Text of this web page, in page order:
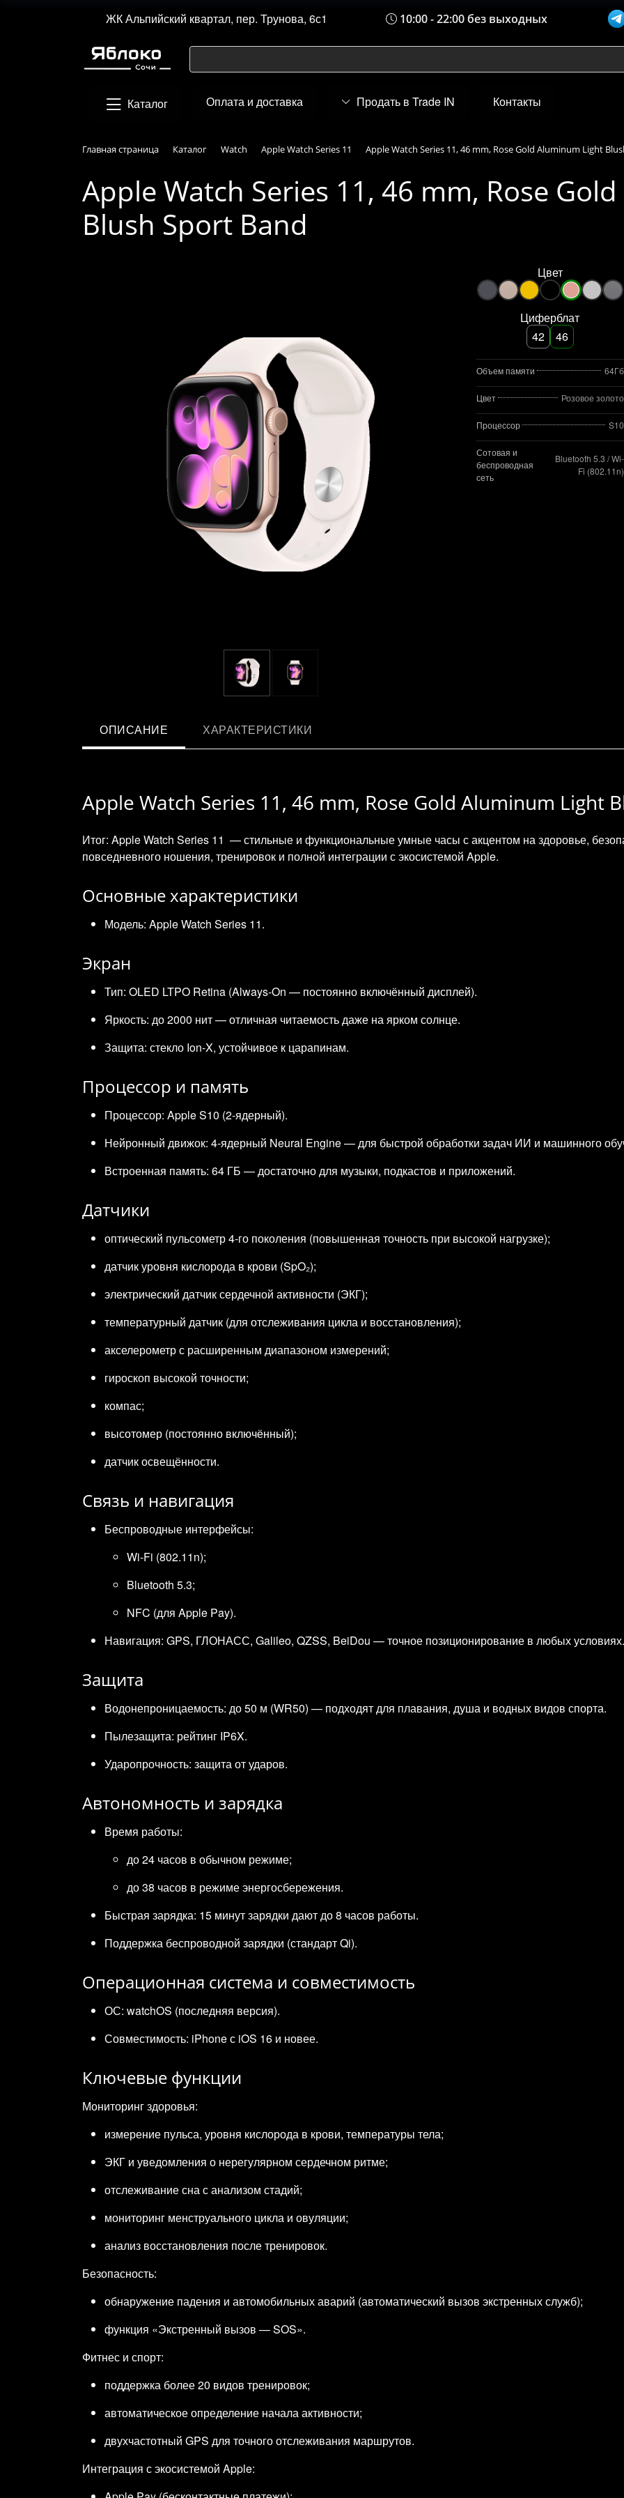
ЖК Альпийский квартал, пер. Трунова, 6с1 10:00 - 22:00 без выходных
Каталог Оплата и доставка Продать в Trade IN Контакты
Главная страница Каталог Watch Apple Watch Series 11 Apple Watch Series 11, 46 mm, Rose Gold Aluminum Light
Apple Watch Series 11, 46 mm, Rose
Blush Sport Band
Цвет
Циферблат
42
46
Объем памяти 64Гб
Цвет Розовое золото
Процессор S10
Сотовая и
беспроводная
сеть
Bluetooth 5.3 / Wi-
Fi (802.11n)
ОПИСАНИЕ ХАРАКТЕРИСТИКИ
Apple Watch Series 11, 46 mm, Rose Gold Aluminum Light
Итог: Apple Watch Series 11 — стильные и функциональные умные часы с акцентом на здоровье,
повседневного ношения, тренировок и полной интеграции с экосистемой Apple.
Основные характеристики
Модель: Apple Watch Series 11.
Экран
Тип: OLED LTPO Retina (Always‑On — постоянно включённый дисплей).
Яркость: до 2000 нит — отличная читаемость даже на ярком солнце.
Защита: стекло Ion‑X, устойчивое к царапинам.
Процессор и память
Процессор: Apple S10 (2‑ядерный).
Нейронный движок: 4‑ядерный Neural Engine — для быстрой обработки задач ИИ и машинного
Встроенная память: 64 ГБ — достаточно для музыки, подкастов и приложений.
Датчики
оптический пульсометр 4‑го поколения (повышенная точность при высокой нагрузке);
датчик уровня кислорода в крови (SpO₂);
электрический датчик сердечной активности (ЭКГ);
температурный датчик (для отслеживания цикла и восстановления);
акселерометр с расширенным диапазоном измерений;
гироскоп высокой точности;
компас;
высотомер (постоянно включённый);
датчик освещённости.
Связь и навигация
Беспроводные интерфейсы:
Wi‑Fi (802.11n);
Bluetooth 5.3;
NFC (для Apple Pay).
Навигация: GPS, ГЛОНАСС, Galileo, QZSS, BeiDou — точное позиционирование в любых условиях.
Защита
Водонепроницаемость: до 50 м (WR50) — подходят для плавания, душа и водных видов спорта.
Пылезащита: рейтинг IP6X.
Ударопрочность: защита от ударов.
Автономность и зарядка
Время работы:
до 24 часов в обычном режиме;
до 38 часов в режиме энергосбережения.
Быстрая зарядка: 15 минут зарядки дают до 8 часов работы.
Поддержка беспроводной зарядки (стандарт Qi).
Операционная система и совместимость
ОС: watchOS (последняя версия).
Совместимость: iPhone с iOS 16 и новее.
Ключевые функции
Мониторинг здоровья:
измерение пульса, уровня кислорода в крови, температуры тела;
ЭКГ и уведомления о нерегулярном сердечном ритме;
отслеживание сна с анализом стадий;
мониторинг менструального цикла и овуляции;
анализ восстановления после тренировок.
Безопасность:
обнаружение падения и автомобильных аварий (автоматический вызов экстренных служб);
функция «Экстренный вызов — SOS».
Фитнес и спорт:
поддержка более 20 видов тренировок;
автоматическое определение начала активности;
двухчастотный GPS для точного отслеживания маршрутов.
Интеграция с экосистемой Apple: